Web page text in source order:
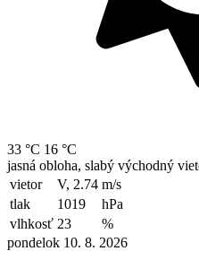
33 °C 16 °C
jasná obloha, slabý východný
vietor
V, 2.74 m/s
tlak
1019
hPa
vlhkosť 23
%
pondelok 10. 8. 2026